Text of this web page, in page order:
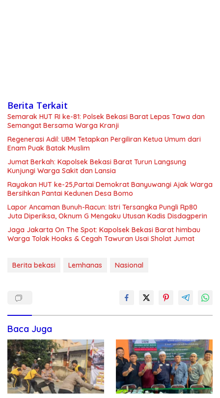
Berita Terkait
Semarak HUT RI ke-81: Polsek Bekasi Barat Lepas Tawa dan
Semangat Bersama Warga Kranji
Regenerasi Adil: UBM Tetapkan Pergiliran Ketua Umum dari
Enam Puak Batak Muslim
Jumat Berkah: Kapolsek Bekasi Barat Turun Langsung
Kunjungi Warga Sakit dan Lansia
Rayakan HUT ke-25,Partai Demokrat Banyuwangi Ajak Warga
Bersihkan Pantai Kedunen Desa Bomo
Lapor Ancaman Bunuh-Racun: Istri Tersangka Pungli Rp80
Juta Diperiksa, Oknum G Mengaku Utusan Kadis Disdagperin
Jaga Jakarta On The Spot: Kapolsek Bekasi Barat himbau
Warga Tolak Hoaks & Cegah Tawuran Usai Sholat Jumat
Berita bekasi Lemhanas Nasional
Baca Juga